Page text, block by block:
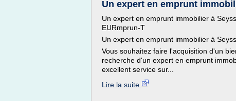
Un expert en emprunt
Un expert en emprunt immobilier à
EURmprun-T
Un expert en emprunt immobilier à
Vous souhaitez faire l'acquisition d'un
recherche d'un expert en emprunt
excellent service sur...
Lire la suite